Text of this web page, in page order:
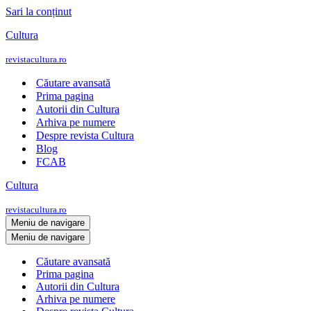
Sari la conținut
Cultura
revistacultura.ro
Căutare avansată
Prima pagina
Autorii din Cultura
Arhiva pe numere
Despre revista Cultura
Blog
FCAB
Cultura
revistacultura.ro
Meniu de navigare
Meniu de navigare
Căutare avansată
Prima pagina
Autorii din Cultura
Arhiva pe numere